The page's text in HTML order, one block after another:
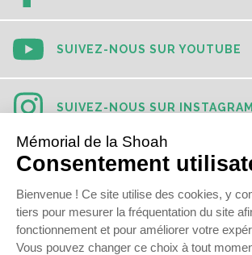
SUIVEZ-NOUS SUR YOUTUBE
SUIVEZ-NOUS SUR INSTAGRAM
SUIVEZ-NOUS SUR TIKTOK
SUIVEZ-NOUS SUR LINKEDIN